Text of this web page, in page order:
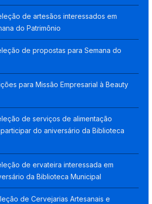
de artesãos interessados em
do Patrimônio
de propostas para Semana do
para Missão Empresarial à Beauty
de serviços de alimentação
do aniversário da Biblioteca
de ervateira interessada em
da Biblioteca Municipal
de Cervejarias Artesanais e